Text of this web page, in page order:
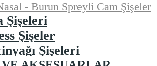
- Burun Spreyli Cam Şişeler
Şişeleri
Şişeler
Şişeleri